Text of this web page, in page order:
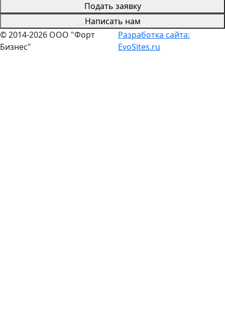
Подать заявку
Написать нам
© 2014-2026 ООО "Форт
Бизнес"
Разработка сайта:
EvoSites.ru